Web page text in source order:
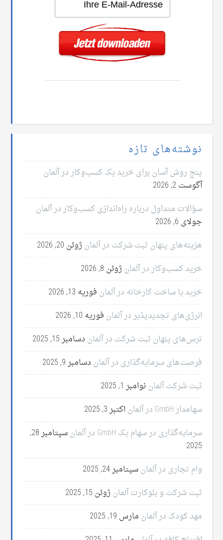
نوشته‌های تازه
پنج روش آسان برای خرید یک کسب‌وکار در آلمان
آگوست 2, 2026
سؤالات متداول درباره راه‌اندازی کسب‌وکار در آلمان
جولای 6, 2026
هزینه‌های پنهان ثبت شرکت در آلمان ژوئن 20, 2026
خرید کسب‌وکار در آلمان ژوئن 8, 2026
خرید یا ساخت کارخانه در آلمان فوریه 13, 2026
انرژی‌های تجدیدپذیر در آلمان فوریه 10, 2026
ترس‌های پنهان ثبت شرکت در آلمان دسامبر 15, 2025
فرصت‌های سرمایه‌گذاری در آلمان دسامبر 9, 2025
ثبت شرکت آلماننوامبر 1, 2025
سهامدار GmbH در آلمان
اکتبر 3, 2025
سرمایه‌گذاری در سهام یک GmbH در آلمان
سپتامبر 28,
2025
وام تجاری در آلمانسپتامبر 24, 2025
ثبت شرکت و بلوکارت آلمان ژوئن 15, 2025
مهد کودک در آلمان مارس 19, 2025